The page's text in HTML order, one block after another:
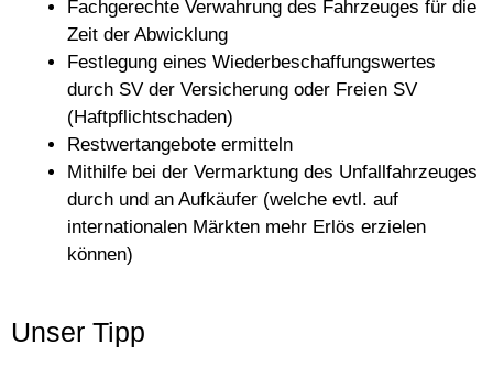
Fachgerechte Verwahrung des Fahrzeuges für die
Zeit der Abwicklung
Festlegung eines Wiederbeschaffungswertes
durch SV der Versicherung oder Freien SV
(Haftpflichtschaden)
Restwertangebote ermitteln
Mithilfe bei der Vermarktung des Unfallfahrzeuges
durch und an Aufkäufer (welche evtl. auf
internationalen Märkten mehr Erlös erzielen
können)
Unser Tipp